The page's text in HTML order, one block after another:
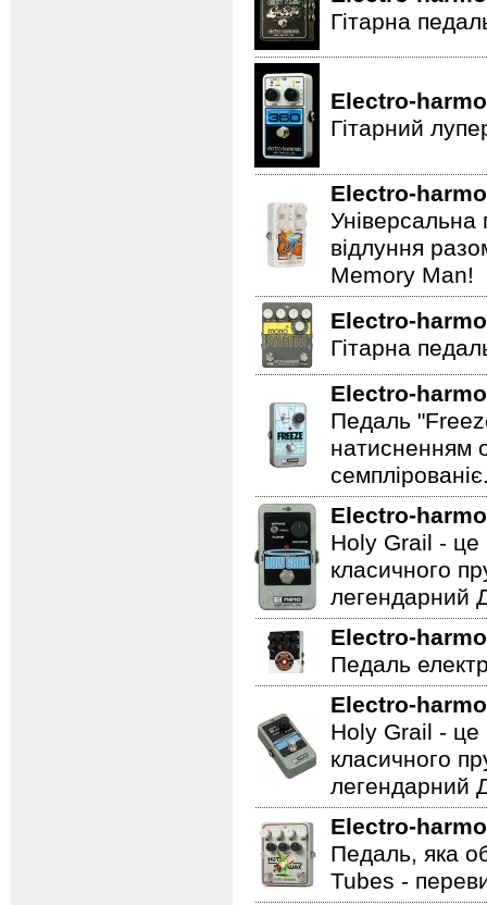
Гітарна
Electro-
Гітарний
Electro-
Універсальна
відлуння
Memory Man!
Electro-
Гітарна
Electro-
Педаль
натисненням
Electro-
Holy Grail - це
класичного
легендарний
Electro-
Педаль
Electro-
Holy Grail - це
класичного
легендарний
Electro-
Педаль, яка
Tubes -